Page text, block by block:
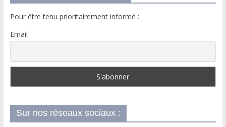
Pour être tenu prioritairement informé :
Email
Sur nos réseaux sociaux :